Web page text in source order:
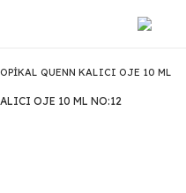
QUENN KALICI OJE 10 ML